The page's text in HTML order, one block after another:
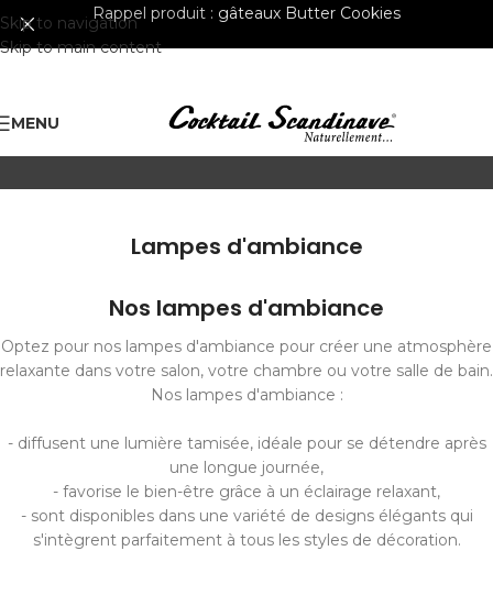
Skip to navigation
Skip to main content
Rappel produit : gâteaux Butter Cookies
MENU
Lampes d'ambiance
Nos lampes d'ambiance
Optez pour nos lampes d'ambiance pour créer une atmosphère
relaxante dans votre salon, votre chambre ou votre salle de bain.
Nos lampes d'ambiance :
- diffusent une lumière tamisée, idéale pour se détendre après
une longue journée,
- favorise le bien-être grâce à un éclairage relaxant,
- sont disponibles dans une variété de designs élégants qui
s'intègrent parfaitement à tous les styles de décoration.